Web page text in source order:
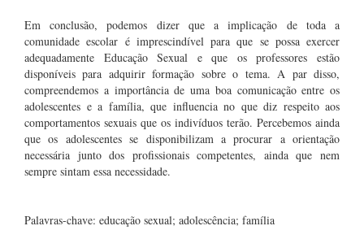
Em conclusão, podemos dizer que a implicação de toda a
comunidade escolar é imprescindível para que se possa exercer
adequadamente Educação Sexual e que os professores estão
disponíveis para adquirir formação sobre o tema. A par disso,
compreendemos a importância de uma boa comunicação entre os
adolescentes e a família, que influencia no que diz respeito aos
comportamentos sexuais que os indivíduos terão. Percebemos ainda
que os adolescentes se disponibilizam a procurar a orientação
necessária junto dos profissionais competentes, ainda que nem
sempre sintam essa necessidade.
Palavras-chave: educação sexual; adolescência; família